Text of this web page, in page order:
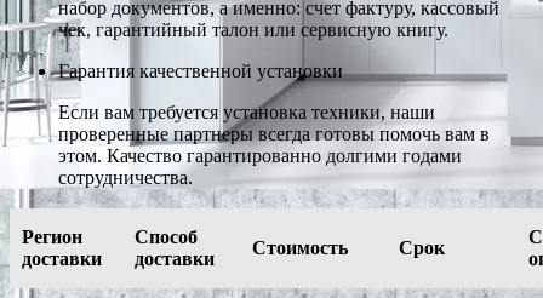
набор документов, а именно: счет фактуру, кассовый
чек, гарантийный талон или сервисную книгу.
Гарантия качественной установки
Если вам требуется установка техники, наши
проверенные партнеры всегда готовы помочь вам в
этом. Качество гарантированно долгими годами
сотрудничества.
Регион
доставки
Способ
доставки
Стоимость Срок